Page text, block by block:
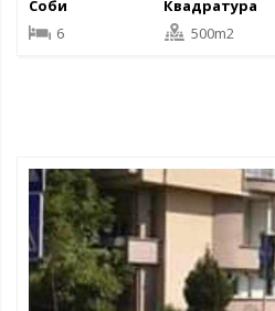
Соби
6
Квадратура
500m2